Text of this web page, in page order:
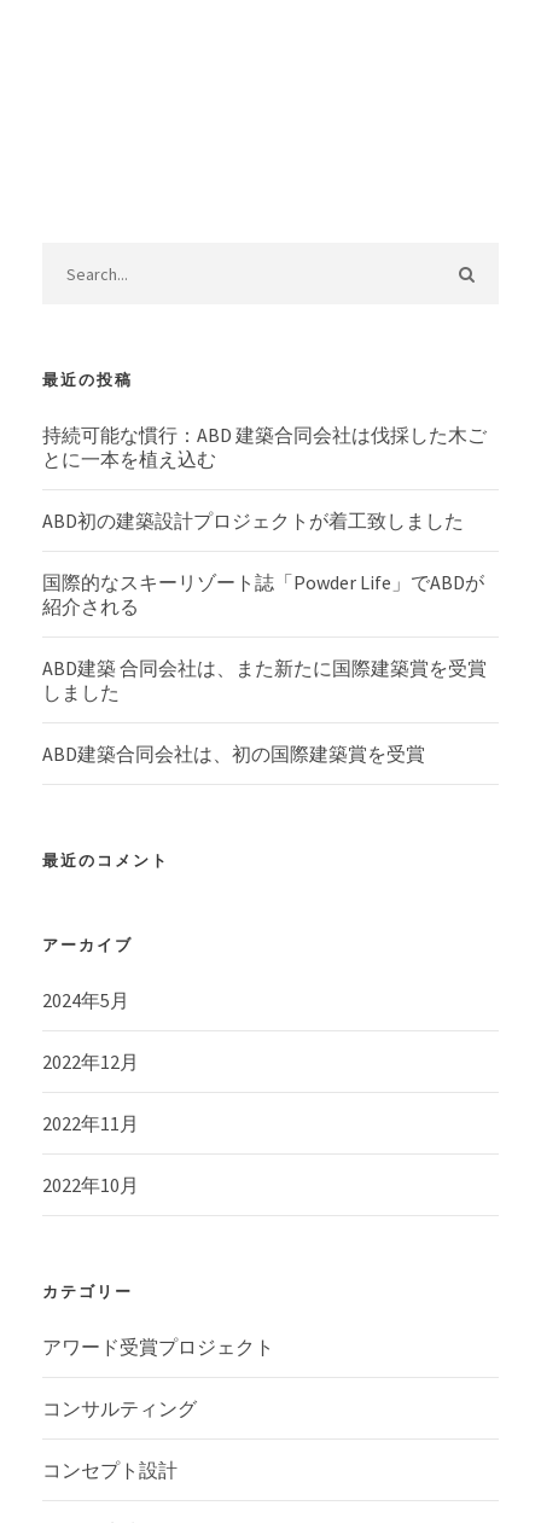
最近の投稿
持続可能な慣行：ABD 建築合同会社は伐採した木ご
とに一本を植え込む
ABD初の建築設計プロジェクトが着工致しました
国際的なスキーリゾート誌「Powder Life」でABDが
紹介される
ABD建築 合同会社は、また新たに国際建築賞を受賞
しました
ABD建築合同会社は、初の国際建築賞を受賞
最近のコメント
アーカイブ
2024年5月
2022年12月
2022年11月
2022年10月
カテゴリー
アワード受賞プロジェクト
コンサルティング
コンセプト設計